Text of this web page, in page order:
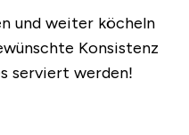
und weiter köcheln
Konsistenz
serviert werden!